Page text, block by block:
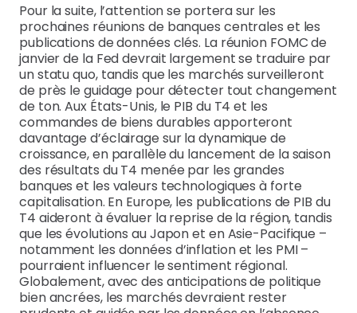
Pour la suite, l’attention se portera sur les
prochaines réunions de banques centrales et les
publications de données clés. La réunion FOMC de
janvier de la Fed devrait largement se traduire par
un statu quo, tandis que les marchés surveilleront
de près le guidage pour détecter tout changement
de ton. Aux États-Unis, le PIB du T4 et les
commandes de biens durables apporteront
davantage d’éclairage sur la dynamique de
croissance, en parallèle du lancement de la saison
des résultats du T4 menée par les grandes
banques et les valeurs technologiques à forte
capitalisation. En Europe, les publications de PIB du
T4 aideront à évaluer la reprise de la région, tandis
que les évolutions au Japon et en Asie-Pacifique –
notamment les données d’inflation et les PMI –
pourraient influencer le sentiment régional.
Globalement, avec des anticipations de politique
bien ancrées, les marchés devraient rester